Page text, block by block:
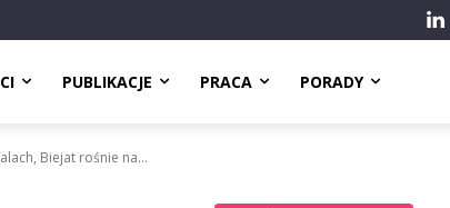
PUBLIKACJE PRACA PORADY
Biejat rośnie na...